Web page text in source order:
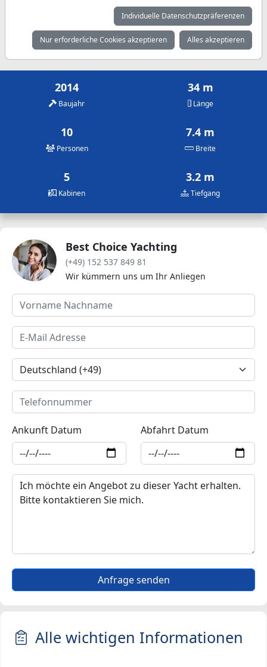
5.275 € 5.700 €
August
5.700 €
September
5.275 €
Oktober
4.785 €
2014
Baujahr
34 m
Länge
10
Personen
7.4 m
Breite
5
Kabinen
3.2 m
Tiefgang
Best Choice Yachting
(+49) 152 537 849 81
Wir kümmern uns um Ihr Anliegen
Ankunft Datum Abfahrt Datum
Anfrage senden
Alle wichtigen Informationen
Individuelle Datenschutzpräferenzen
Nur erforderliche Cookies akzeptieren Alles akzeptieren